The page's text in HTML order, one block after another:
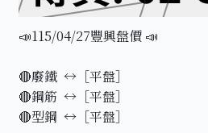
📣115/04/27豐興盤價 📣
🔴廢鐵 ↔️［平盤］
🔴鋼筋 ↔️［平盤］
🔴型鋼 ↔️［平盤］